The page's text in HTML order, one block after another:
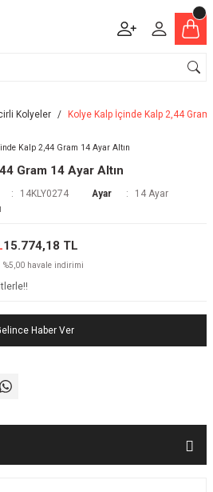
Kolyeler Kolye Kalp İçinde Kalp 2,44 Gram
Gram 14 Ayar Altın
14KLY0274 Ayar 14 Ayar
15.774,18 TL
%5,00 havale indirimi
Haber Ver